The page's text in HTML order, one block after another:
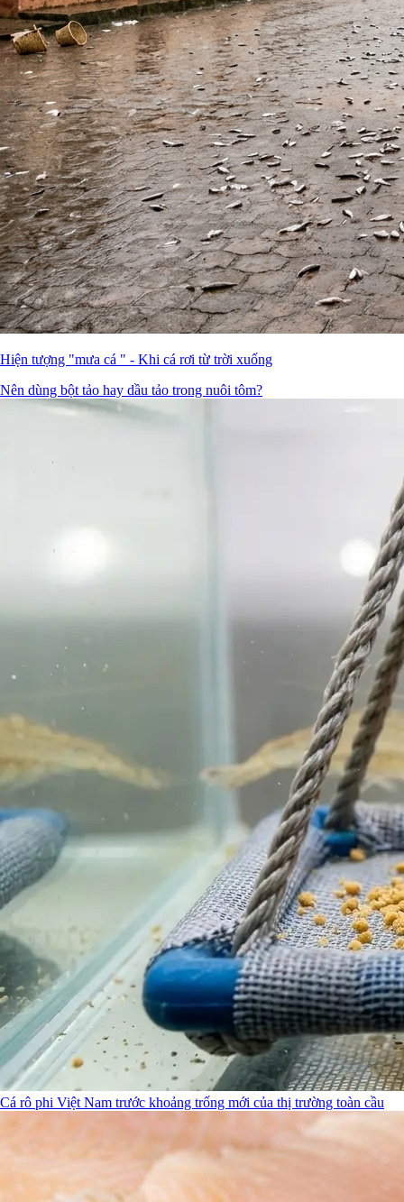
Hiện tượng "mưa cá " - Khi cá rơi từ trời xuống
Nên dùng bột tảo hay dầu tảo trong nuôi tôm?
Cá rô phi Việt Nam trước khoảng trống mới của thị trường toàn cầu